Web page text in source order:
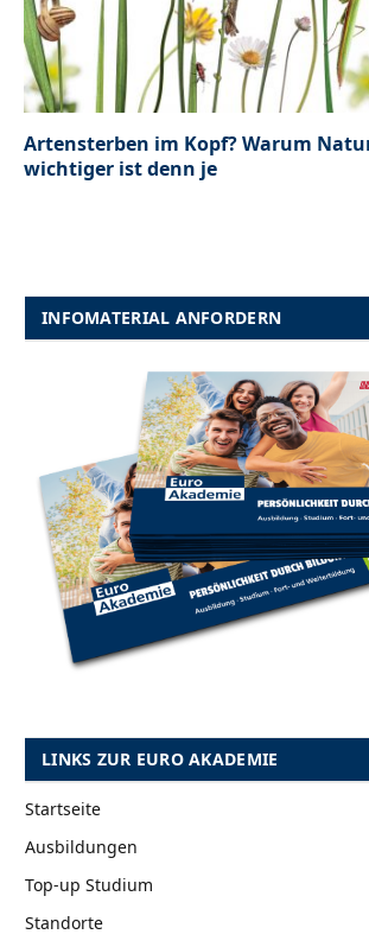
Artensterben im Kopf? Warum
wichtiger ist denn je
INFOMATERIAL ANFORDERN
LINKS ZUR EURO AKADEMIE
Startseite
Ausbildungen
Top-up Studium
Standorte